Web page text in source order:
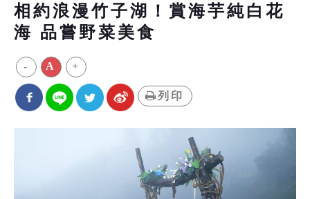
相約浪漫竹子湖！賞海芋純白花
海 品嘗野菜美食
- A +
列印